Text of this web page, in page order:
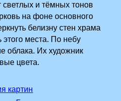
светлых и тёмных тонов
на фоне основного
белизну стен храма
этого места. По небу
облака. Их художник
цвета.
картин